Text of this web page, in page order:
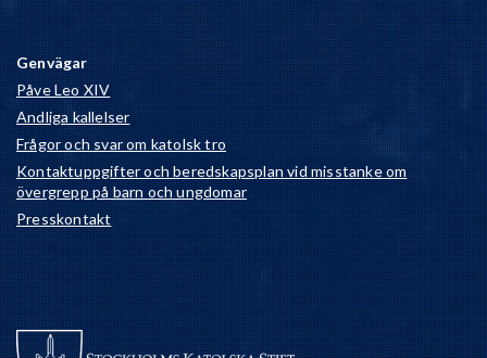
Genvägar
Påve Leo XIV
Andliga kallelser
Frågor och svar om katolsk tro
Kontaktuppgifter och beredskapsplan vid misstanke om
övergrepp på barn och ungdomar
Presskontakt